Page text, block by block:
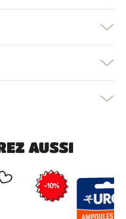
AUSSI
-10%